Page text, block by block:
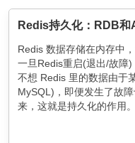
Redis持久化：RDB和
Redis 数据存储在内存中
一旦Redis重启(退出/故障
不想 Redis 里的数据由于
MySQL)，即便发生了故
来，这就是持久化的作用。